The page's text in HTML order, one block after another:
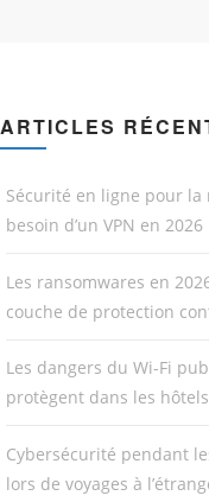
ARTICLES
Sécurité en ligne pour
besoin d’un VPN en 2026
Les ransomwares en
couche de protection
Les dangers du Wi-Fi
protègent dans les
Cybersécurité pendant
lors de voyages à